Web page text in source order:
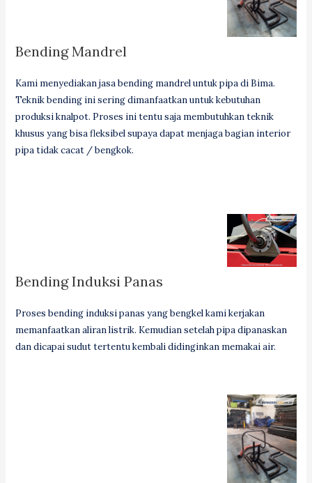
Bending Mandrel
Kami menyediakan jasa bending mandrel untuk pipa di Bima.
Teknik bending ini sering dimanfaatkan untuk kebutuhan
produksi knalpot. Proses ini tentu saja membutuhkan teknik
khusus yang bisa fleksibel supaya dapat menjaga bagian interior
pipa tidak cacat / bengkok.
Bending Induksi Panas
Proses bending induksi panas yang bengkel kami kerjakan
memanfaatkan aliran listrik. Kemudian setelah pipa dipanaskan
dan dicapai sudut tertentu kembali didinginkan memakai air.